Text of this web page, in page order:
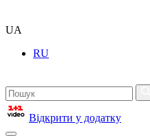
UA
RU
Відкрити у додатку